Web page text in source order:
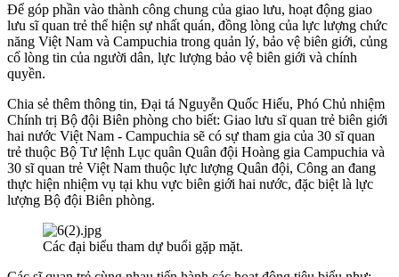
Để góp phần vào thành công chung của giao lưu, hoạt động giao
lưu sĩ quan trẻ thể hiện sự nhất quán, đồng lòng của lực lượng chức
năng Việt Nam và Campuchia trong quản lý, bảo vệ biên giới, củng
cố lòng tin của người dân, lực lượng bảo vệ biên giới và chính
quyền.
Chia sẻ thêm thông tin, Đại tá Nguyễn Quốc Hiếu, Phó Chủ nhiệm
Chính trị Bộ đội Biên phòng cho biết: Giao lưu sĩ quan trẻ biên giới
hai nước Việt Nam - Campuchia sẽ có sự tham gia của 30 sĩ quan
trẻ thuộc Bộ Tư lệnh Lục quân Quân đội Hoàng gia Campuchia và
30 sĩ quan trẻ Việt Nam thuộc lực lượng Quân đội, Công an đang
thực hiện nhiệm vụ tại khu vực biên giới hai nước, đặc biệt là lực
lượng Bộ đội Biên phòng.
Các đại biểu tham dự buổi gặp mặt.